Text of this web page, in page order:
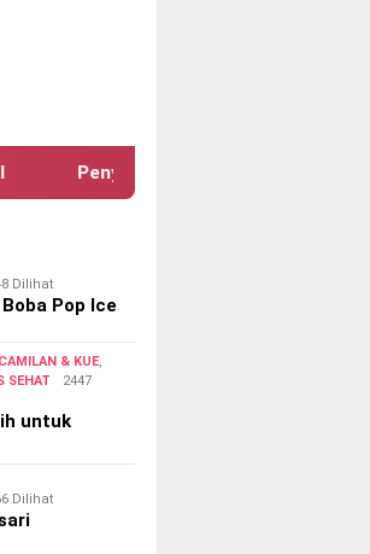
Penyakit Cacingan Pada Anak
Dilihat
Pop Ice
& KUE,
SEHAT
2447
untuk
Dilihat